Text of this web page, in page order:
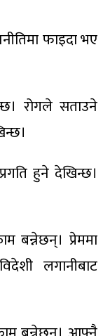
फाइदा भए
रोगले सताउने
हुने देखिन्छ।
बन्नेछन्। प्रेममा
लगानीबाट